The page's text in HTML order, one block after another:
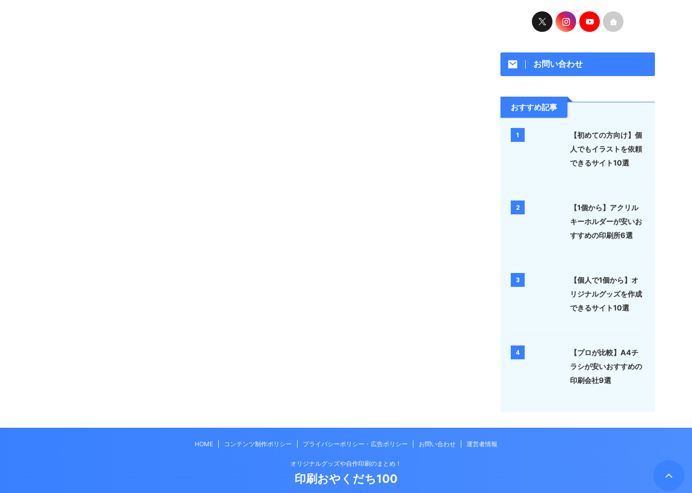
お問い合わせ
おすすめ記事
1
【初めての方向け】個
人でもイラストを依頼
できるサイト10選
2
【1個から】アクリル
キーホルダーが安いお
すすめの印刷所6選
3
【個人で1個から】オ
リジナルグッズを作成
できるサイト10選
4
【プロが比較】A4チ
ラシが安いおすすめの
印刷会社9選
HOME コンテンツ制作ポリシー プライバシーポリシー・広告ポリシー お問い合わせ 運営者情報
オリジナルグッズや自作印刷のまとめ！
印刷おやくだち100